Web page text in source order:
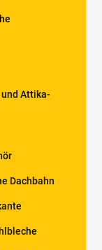
Attika-
Dachbahn